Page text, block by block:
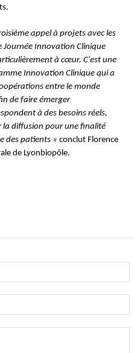
appel à projets avec les
Journée Innovation Clinique
à cœur. C'est une
Innovation Clinique qui a
entre le monde
de faire émerger
à des besoins réels,
la diffusion pour une finalité
des patients » conclut Florence
de Lyonbiopôle.